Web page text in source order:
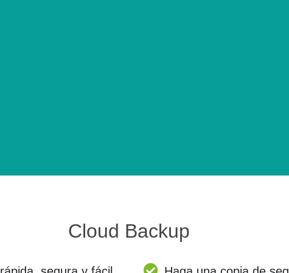
Cloud Backup